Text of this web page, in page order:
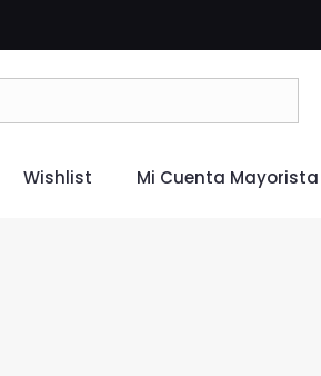
Wishlist Mi Cuenta Mayorista